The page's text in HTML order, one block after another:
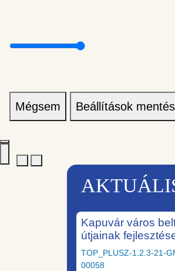
Mégsem Beállítások
Kapuvár város
útjainak
TOP_PLUSZ-1.2.3-21-
00058